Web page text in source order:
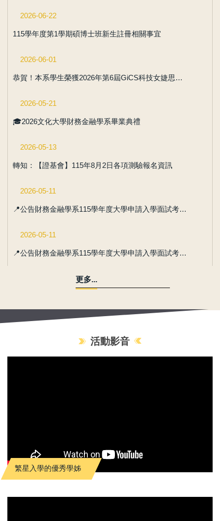
2026-06-22
115學年度第1學期碩博士班新生註冊相關事宜
2026-06-01
恭賀！本系學生榮獲2026年第6屆GiCS科技女婕思第二名🥈
2026-05-21
🎓2026文化大學財務金融學系畢業典禮
2026-05-13
轉知：【證基會】115年8月2日各項測驗報名資訊
2026-05-11
📍公告財務金融學系115學年度大學申請入學面試考序-財務金融組(更新)
2026-05-11
📍公告財務金融學系115學年度大學申請入學面試考序-數位金融組
更多...
活動影音
繁星入學的優秀學姊